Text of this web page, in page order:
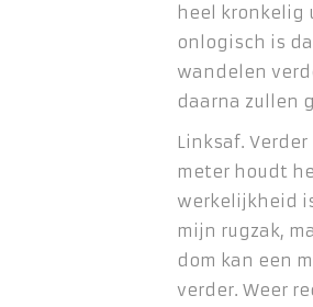
heel kronkelig
onlogisch is
wandelen
daarna zullen
Linksaf.
meter houdt
werkelijkheid
mijn rugzak,
dom kan een
verder. Weer